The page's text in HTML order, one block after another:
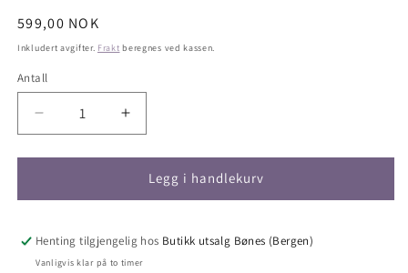
Vanlig
pris
599,00 NOK
Inkludert avgifter. Frakt beregnes ved kassen.
Antall
Antall
antallet
for
lys
grå
Øk
antallet
for
Nisse
lys
grå
Legg i handlekurv
Henting tilgjengelig hos Butikk utsalg Bønes (Bergen)
Vanligvis klar på to timer